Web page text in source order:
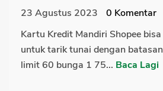
23 Agustus 2023 0 Komentar
Kartu Kredit Mandiri Shopee bisa
untuk tarik tunai dengan batasan
limit 60 bunga 1 75... Baca Lagi